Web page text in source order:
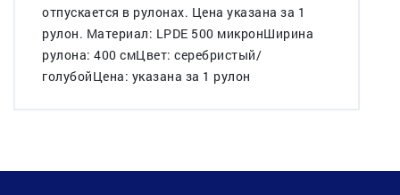
отпускается в рулонах. Цена указана за 1
рулон. Материал: LPDE 500 микронШирина
рулона: 400 смЦвет: серебристый/
голубойЦена: указана за 1 рулон